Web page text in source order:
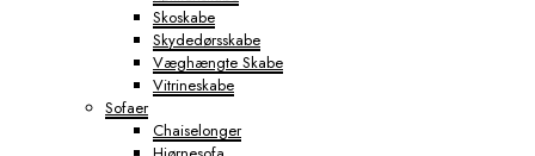
Skoskabe
Skydedørsskabe
Væghængte Skabe
Vitrineskabe
Sofaer
Chaiselonger